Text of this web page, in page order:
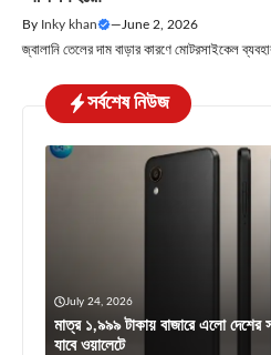
By Inky khan — June 2, 2026
জ্বালানি তেলের দাম বাড়ার কারণে মোটরসাইকেল
সর্বশেষ নিউজ
July 24, 2026
মাত্র ১,৯৯৯ টাকায় বাজারে এলো দেশের
যাবে ওয়ালেটে